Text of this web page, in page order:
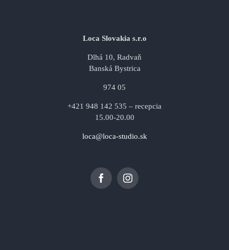
Loca Slovakia s.r.o
Dlhá 10, Radvaň
Banská Bystrica
974 05
+421 948 142 535 – recepcia
15.00-20.00
loca@loca-studio.sk